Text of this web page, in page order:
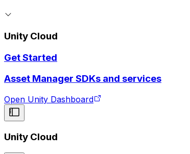
Unity Cloud
Get Started
Asset Manager SDKs and services
Open Unity Dashboard
Unity Cloud